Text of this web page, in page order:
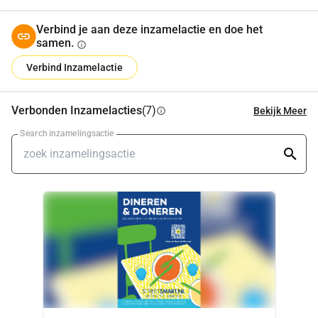
Verbind je aan deze inzamelactie en doe het
samen. info
Verbind Inzamelactie
Verbonden Inzamelacties(7)info Bekijk Meer
Search inzamelingsactie